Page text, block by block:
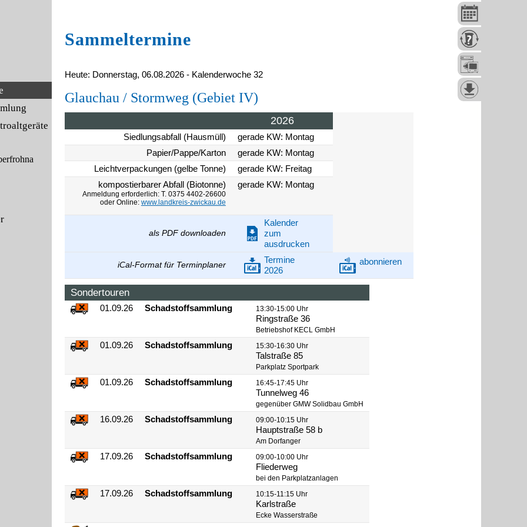
Sammeltermine
Heute: Donnerstag, 06.08.2026 - Kalenderwoche 32
Glauchau / Stormweg (Gebiet IV)
2026
Siedlungsabfall (Hausmüll)
gerade KW: Montag
Papier/Pappe/Karton
gerade KW: Montag
Leichtverpackungen (gelbe Tonne)
gerade KW: Freitag
kompostierbarer Abfall (Biotonne)
Anmeldung erforderlich: T. 0375 4402-26600
oder Online: www.landkreis-zwickau.de
gerade KW: Montag
als PDF downloaden
Kalender
zum
ausdrucken
iCal-Format für Terminplaner
Termine
2026
abonnieren
Sondertouren
01.09.26 Schadstoffsammlung 13:30-15:00 Uhr
Ringstraße 36
Betriebshof KECL GmbH
01.09.26 Schadstoffsammlung 15:30-16:30 Uhr
Talstraße 85
Parkplatz Sportpark
01.09.26 Schadstoffsammlung 16:45-17:45 Uhr
Tunnelweg 46
gegenüber GMW Solidbau GmbH
16.09.26 Schadstoffsammlung 09:00-10:15 Uhr
Hauptstraße 58 b
Am Dorfanger
17.09.26 Schadstoffsammlung 09:00-10:00 Uhr
Fliederweg
bei den Parkplatzanlagen
17.09.26 Schadstoffsammlung 10:15-11:15 Uhr
Karlstraße
Ecke Wasserstraße